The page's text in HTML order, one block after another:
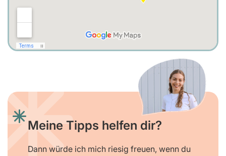
Meine Tipps helfen dir?
Dann würde ich mich riesig freuen, wenn du